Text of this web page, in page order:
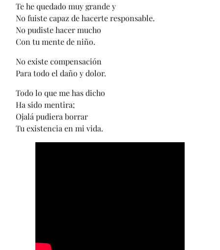
Te he quedado muy grande y
No fuiste capaz de hacerte responsable.
No pudiste hacer mucho
Con tu mente de niño.
No existe compensación
Para todo el daño y dolor.
Todo lo que me has dicho
Ha sido mentira;
Ojalá pudiera borrar
Tu existencia en mi vida.